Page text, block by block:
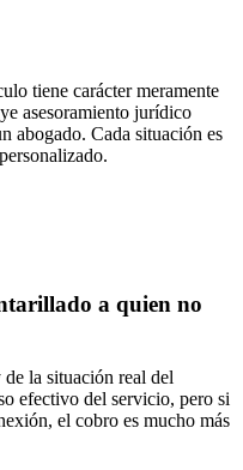
tiene carácter meramente
asesoramiento jurídico
abogado. Cada situación es
a quien no
la situación real del
efectivo del servicio, pero si
el cobro es mucho más